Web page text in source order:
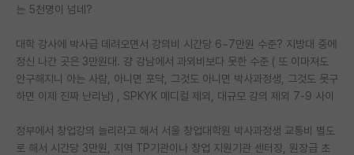
홍보 게시판
커리어
유학교육
반도체 아카데미
는 5천명이 넘네?
대학 강사에 박사급 데려오면서 강의비 시간당 6~7만원 수준? 지방대 중에
정신 나간 곳은 3만원대. 걍 강남에서 과외비보다 못한 수준 ( 또 이마져도
안구해지니 아는 사람, 아니면 포닥, 그것도 아니면 박사과정생, 그것도 못구
하면 이제 진짜 난리남) , SPKYK 메디컬 제외, 대규모 강의 제외 7-9 사이
정부에서 창업강의 늘리라고 해서 서울 창업대학원 박사과정생 교통비 별도
로 해서 시간당 3만원, 지역 TP기관이나 창업 지원기관 센터장, 원장급 초